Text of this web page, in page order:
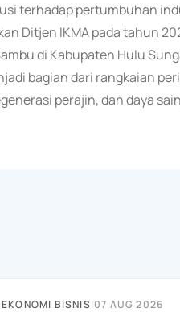
terhadap pertumbuhan
Ditjen IKMA pada tahun
di Kabupaten Hulu
bagian dari rangkaian
perajin, dan daya
EKONOMI BISNIS|07 AUG 2026